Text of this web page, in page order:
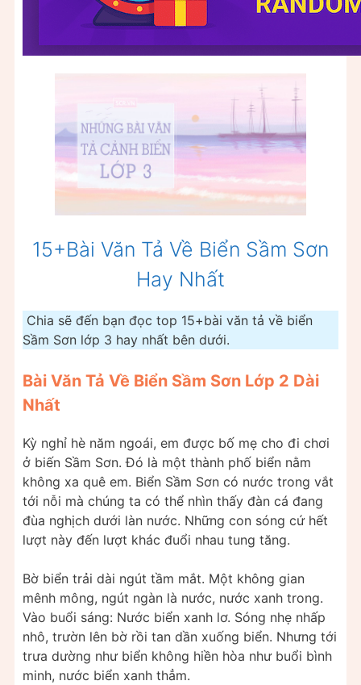
15+Bài Văn Tả Về Biển Sầm Sơn
Hay Nhất
Chia sẽ đến bạn đọc top 15+bài văn tả về biển
Sầm Sơn lớp 3 hay nhất bên dưới.
Bài Văn Tả Về Biển Sầm Sơn Lớp 2 Dài
Nhất
Kỳ nghỉ hè năm ngoái, em được bố mẹ cho đi chơi
ở biến Sầm Sơn. Đó là một thành phố biển nằm
không xa quê em. Biển Sầm Sơn có nước trong vắt
tới nỗi mà chúng ta có thể nhìn thấy đàn cá đang
đùa nghịch dưới làn nước. Những con sóng cứ hết
lượt này đến lượt khác đuổi nhau tung tăng.
Bờ biển trải dài ngút tầm mắt. Một không gian
mênh mông, ngút ngàn là nước, nước xanh trong.
Vào buổi sáng: Nước biển xanh lơ. Sóng nhẹ nhấp
nhô, trườn lên bờ rồi tan dần xuống biển. Nhưng tới
trưa dường như biển không hiền hòa như buổi bình
minh, nước biển xanh thẳm.